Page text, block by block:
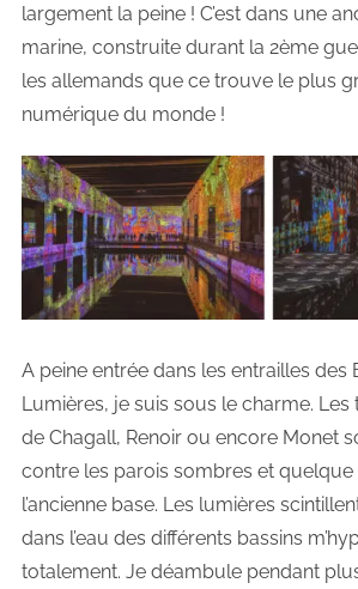
largement la peine ! C’est dans une
marine, construite durant la 2ème
les allemands que ce trouve le plus
numérique du monde !
A peine entrée dans les entrailles des
Lumières, je suis sous le charme.
de Chagall, Renoir ou encore Monet
contre les parois sombres et
l’ancienne base. Les lumières
dans l’eau des différents bassins
totalement. Je déambule pendant